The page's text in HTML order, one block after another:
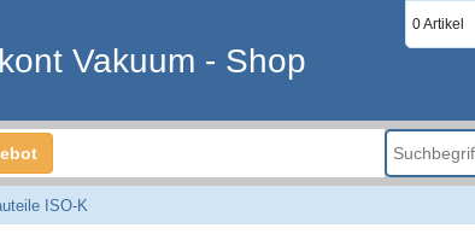
0 Artikel
Vakuum - Shop
ISO-K